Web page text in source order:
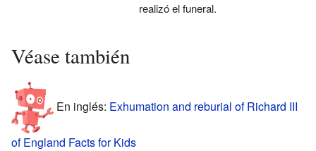
realizó el funeral.
Véase también
En inglés: Exhumation and reburial of Richard III
of England Facts for Kids